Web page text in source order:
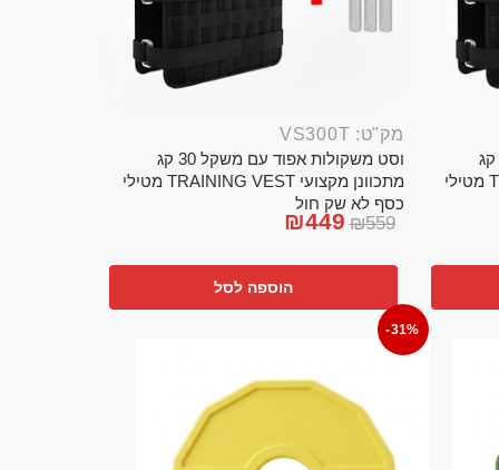
וסט משקולות אפוד עם משקל 20 קג
מתכוונן מקצועי TRAINING VEST מטילי
מק"ט: VS300T
וסט משקולות אפוד עם משקל 30 קג
מתכוונן מקצועי TRAINING VEST מטילי
כסף לא שק חול
₪559
₪449
הוספה לסל
-31%